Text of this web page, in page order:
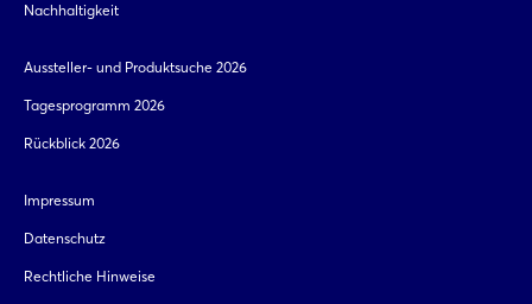
Nachhaltigkeit
Aussteller- und Produktsuche 2026
Tagesprogramm 2026
Rückblick 2026
Impressum
Datenschutz
Rechtliche Hinweise